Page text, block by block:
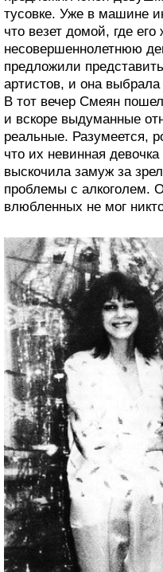
тусовке. Уже в машине
что везет домой, где
несовершеннолетнюю
предложили
артистов, и она
В тот вечер Смеян
и вскоре выдуманные
реальные. Разумеется,
что их невинная
выскочила замуж за
проблемы с алкоголем.
влюбленных не мог